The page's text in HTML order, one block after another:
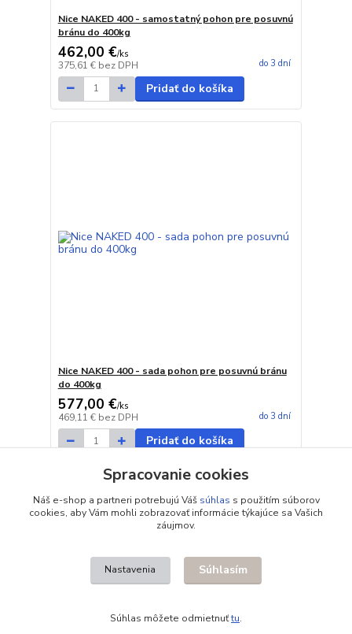
Nice NAKED 400 - samostatný pohon pre posuvnú
bránu do 400kg
462,00 €/ks
375,61 € bez DPH do 3 dní
Pridať do košíka
Nice NAKED 400 - sada pohon pre posuvnú bránu
do 400kg
577,00 €/ks
469,11 € bez DPH do 3 dní
Pridať do košíka
Načítať ďalšie produkty (20)
z 9ďalšie
Spracovanie cookies
Náš e-shop a partneri potrebujú Váš súhlas s použitím súborov
cookies, aby Vám mohli zobrazovať informácie týkajúce sa Vašich
záujmov.
Nastavenia Súhlasím
Súhlas môžete odmietnuťtu.